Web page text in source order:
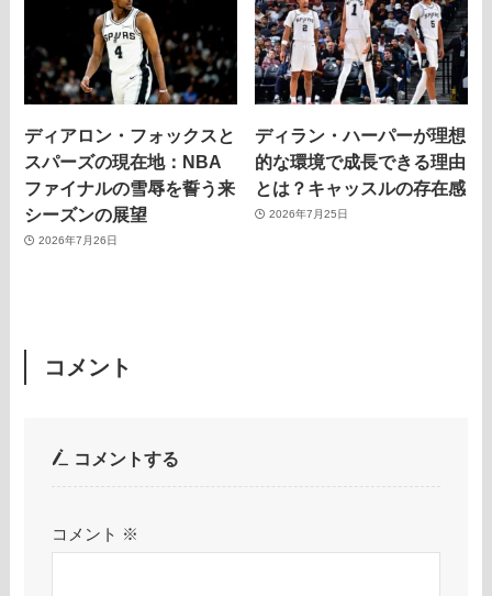
ディアロン・フォックスと
スパーズの現在地：NBA
ファイナルの雪辱を誓う来
シーズンの展望
2026年7月26日
ディラン・ハーパーが理想
的な環境で成長できる理由
とは？キャッスルの存在感
2026年7月25日
コメント
コメントする
コメント ※